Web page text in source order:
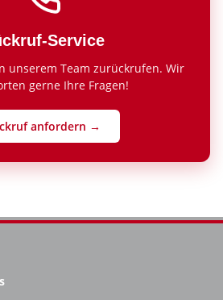
Service
unserem Team zurückrufen. Wir
gerne Ihre Fragen!
anfordern →